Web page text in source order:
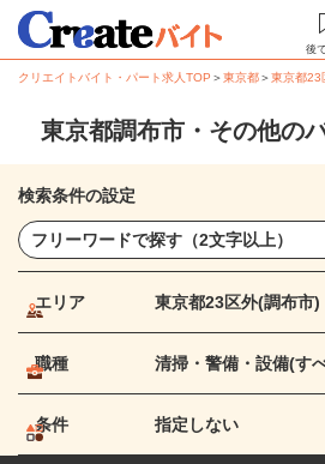
後
クリエイトバイト・パート求人TOP ＞東京都＞東京都23
東京都調布市・その他の
検索条件の設定
エリア 東京都23区外(調布市)
職種 清掃・警備・設備(す
条件 指定しない